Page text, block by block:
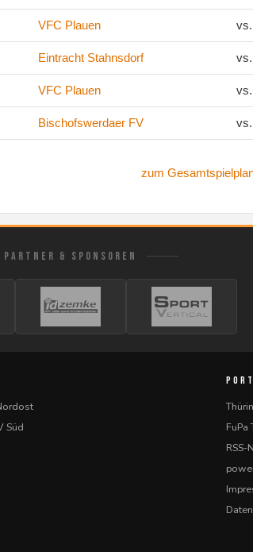
VFC Plauen vs.
Eintracht Stahnsdorf vs.
VFC Plauen vs.
Bischofswerdaer FV vs.
zum
PARTNER & SPONSOREN
Süd
FuPa
RSS-